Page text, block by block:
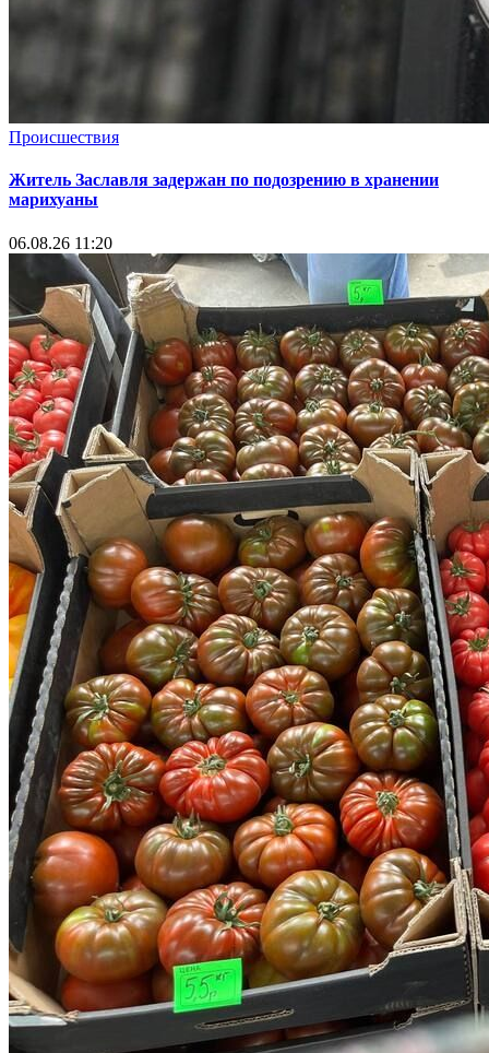
Происшествия
Житель Заславля задержан по подозрению в хранении
марихуаны
06.08.26 11:20